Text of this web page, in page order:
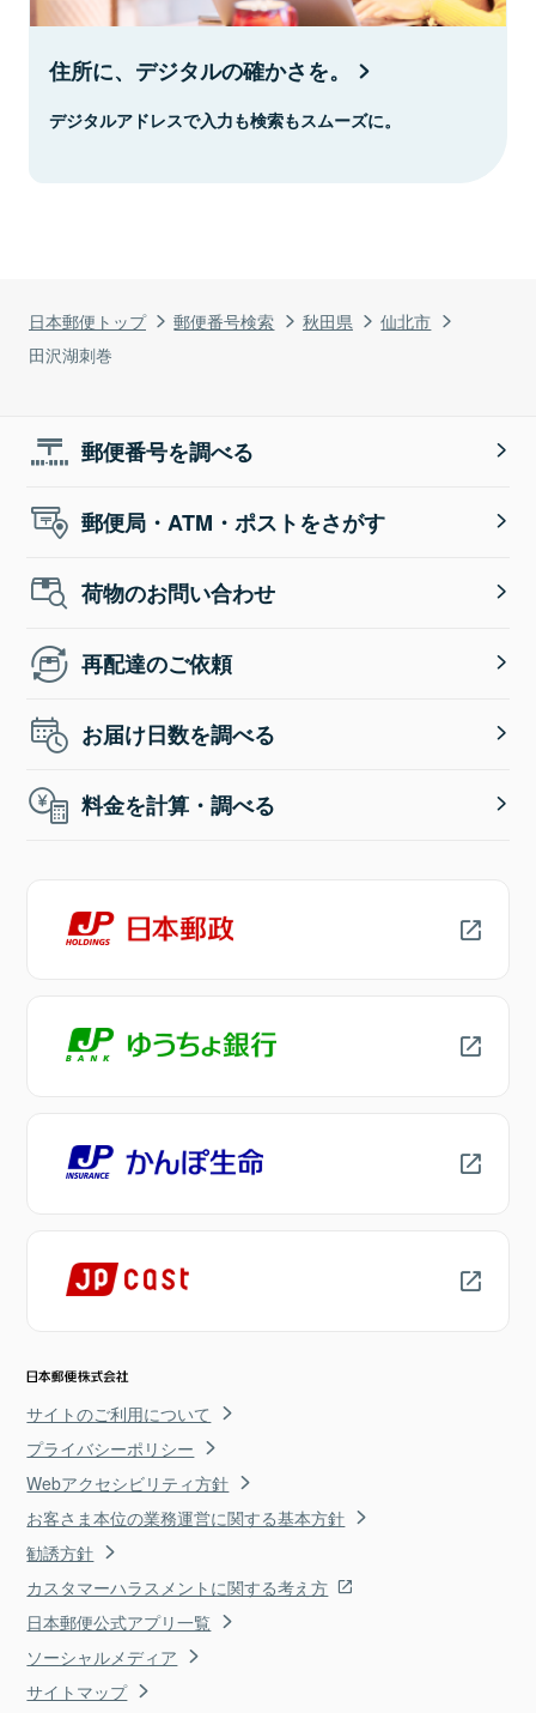
日本郵便トップ 郵便番号検索 秋田県
仙北市
田沢湖刺巻
住所に、デジタルの確かさを。
デジタルアドレスで入力も検索もスムーズに。
郵便番号を調べる
郵便局・ATM・ポストをさがす
荷物のお問い合わせ
再配達のご依頼
お届け日数を調べる
料金を計算・調べる
サイトのご利用について
プライバシーポリシー
Webアクセシビリティ方針
お客さま本位の業務運営に関する基本方針
勧誘方針
カスタマーハラスメントに関する考え方
日本郵便公式アプリ一覧
ソーシャルメディア
サイトマップ